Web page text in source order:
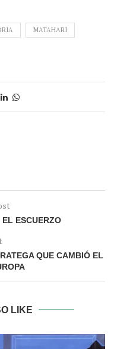
MATAHARI
ESCUERZO
QUE CAMBIÓ EL
LIKE